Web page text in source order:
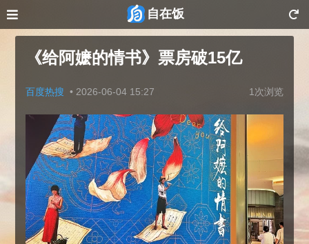
自在饭
《给阿嬷的情书》票房破15亿
百度热搜 • 2026-06-04 15:27 1次浏览